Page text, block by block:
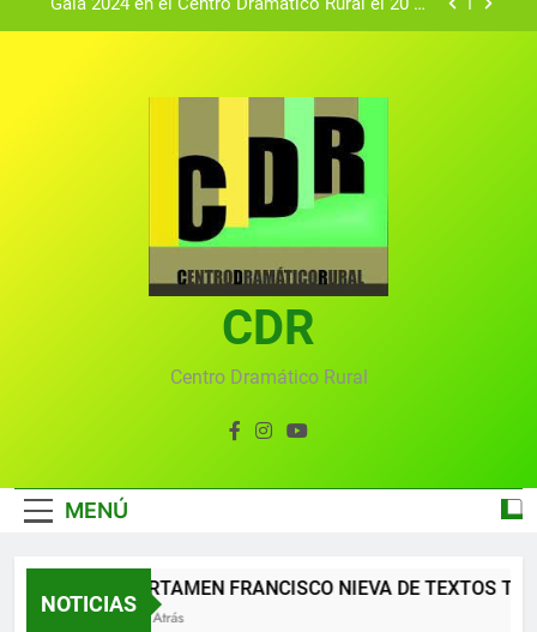
Gala 2024 en el Centro Dramático Rural el 20 de
convocado por el Centro Dramático Rural de Mira
(Cuenca)
Gala anual virtual del Centro Dramático Rural de
Gala del Centro Dramático Rural 2025
Gala 2024 en el Centro Dramático Rural el 20 de
Textos seleccionados en el VI Certamen
Francisco Nieva de piezas breves teatrales
convocado por el Centro Dramático Rural de Mira
Gala anual virtual del Centro Dramático Rural de
CDR
Centro Dramático Rural
MENÚ
NOTICIAS
XII CERTAMEN FRANCISCO NIEVA DE TEXTOS
2 Meses Atrás